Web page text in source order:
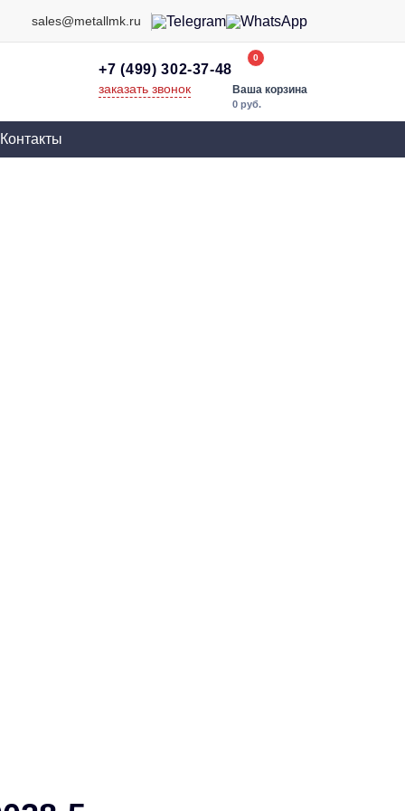
sales@metallmk.ru
+7 (499) 302-37-48
заказать звонок
0
Ваша корзина
0 руб.
Контакты